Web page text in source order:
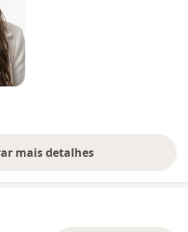
mais detalhes
sobre a experiência